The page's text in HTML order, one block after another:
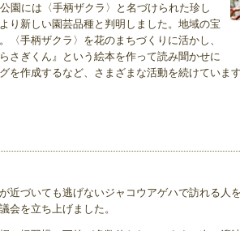
園には〈手柄ザクラ〉と名づけられた珍し
り新しい園芸品種と判明しました。地域の宝
手柄ザクラ〉を花のまちづくりに活かし、
さぎくん』という絵本を作って読み聞かせに
を作成するなど、さまざまな活動を続けていま
近づいても逃げないジャコウアゲハで訪れる人
会を立ち上げました。